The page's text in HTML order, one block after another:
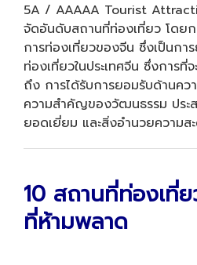
5A / AAAAA Tourist
จัดอันดับสถานที่ท่องเที่ยว โดยก
การท่องเที่ยวของจีน ซึ่งเป็นก
ท่องเที่ยวในประเทศจีน ซึ่งการที่
ถึง การได้รับการยอมรับด้านคว
ความสำคัญของวัฒนธรรม ประ
ยอดเยี่ยม และสิ่งอำนวยความส
10 สถานที่ท่องเที่
ที่ห้ามพลาด